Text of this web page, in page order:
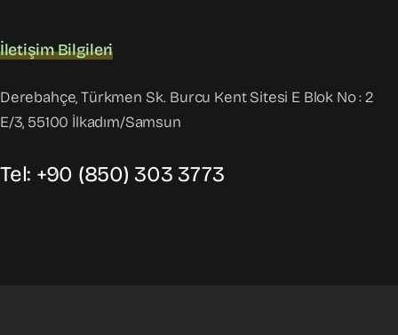
İletişim Bilgileri
Derebahçe, Türkmen Sk. Burcu Kent Sitesi E Blok No : 2
E/3, 55100 İlkadım/Samsun
Tel: +90 (850) 303 3773